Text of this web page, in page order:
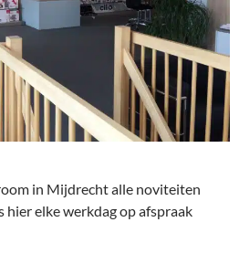
in Mijdrecht alle noviteiten
hier elke werkdag op afspraak